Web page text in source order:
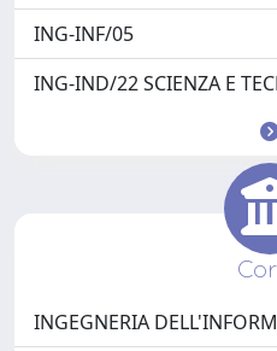
ING-INF/05
ING-IND/22 SCIENZA E
INGEGNERIA